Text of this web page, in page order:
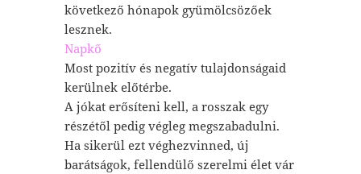
következő hónapok gyümölcsözőek
lesznek.
Napkő
Most pozitív és negatív tulajdonságaid
kerülnek előtérbe.
A jókat erősíteni kell, a rosszak egy
részétől pedig végleg megszabadulni.
Ha sikerül ezt véghezvinned, új
barátságok, fellendülő szerelmi élet vár